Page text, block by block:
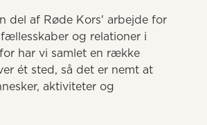
del af Røde Kors' arbejde for
og relationer i
har vi samlet en række
ét sted, så det er nemt at
aktiviteter og